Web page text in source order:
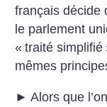
français décide
le parlement
« traité simplifié
mêmes
► Alors que